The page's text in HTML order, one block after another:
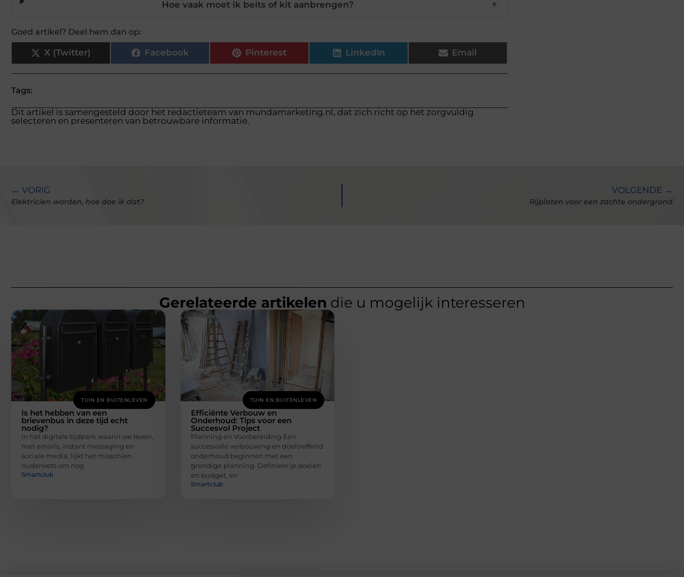
Hoe vaak moet ik beits of kit aanbrengen? ▼
Goed artikel? Deel hem dan op:
X (Twitter) Facebook Pinterest LinkedIn Email
Tags:
Dit artikel is samengesteld door het redactieteam van mundamarketing.nl, dat zich richt op het zorgvuldig
selecteren en presenteren van betrouwbare informatie.
← VORIG
Elektricien worden, hoe doe ik dat?
VOLGENDE →
Rijplaten voor een zachte ondergrond
Gerelateerde artikelen die u mogelijk interesseren
TUIN EN BUITENLEVEN
Is het hebben van een
brievenbus in deze tijd echt
nodig?
In het digitale tijdperk waarin we leven,
met emails, instant messaging en
sociale media, lijkt het misschien
ouderwets om nog
Smartclub
TUIN EN BUITENLEVEN
Efficiënte Verbouw en
Onderhoud: Tips voor een
Succesvol Project
Planning en Voorbereiding Een
succesvolle verbouwing en doeltreffend
onderhoud beginnen met een
grondige planning. Definieer je doelen
en budget, en
Smartclub